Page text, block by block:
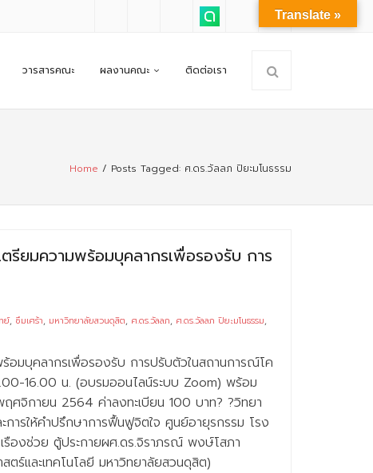
วารสารคณะ ผลงานคณะ ติดต่อเรา
Home / Posts Tagged: ศ.ดร.วัลลภ ปิยะมโนธรรม
รียมความพร้อมบุคลากรเพื่อรองรับ การ
ย์, ซึมเศร้า, มหาวิทยาลัยสวนดุสิต, ศ.ดร.วัลลภ, ศ.ดร.วัลลภ ปิยะมโนธรรม,
อมบุคลากรเพื่อรองรับ การปรับตัวในสถานการณ์โค
16.00 น. (อบรมออนไลน์ระบบ Zoom) พร้อม
ศจิกายน 2564 ค่าลงทะเบียน 100 บาท? ?วิทยา
ารให้คำปรึกษาการฟื้นฟูจิตใจ ศูนย์อายุรกรรม โรง
องช่วย ตู้ประกายผศ.ดร.จิราภรณ์ พงษ์โสภา
ร์และเทคโนโลยี มหาวิทยาลัยสวนดุสิต)
Translate »